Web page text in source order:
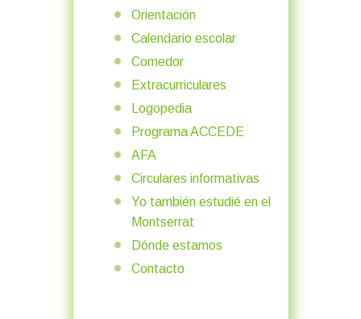
Orientación
Calendario escolar
Comedor
Extracurriculares
Logopedia
Programa ACCEDE
AFA
Circulares informativas
Yo también estudié en el
Montserrat
Dónde estamos
Contacto